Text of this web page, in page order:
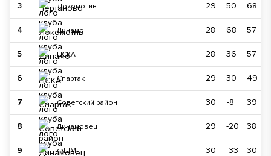
3 Локомотив 29 50 68
4 Динамо 28 68 57
5 ЦСКА 28 36 57
6 Спартак 29 30 49
7 Советский район 30 -8 39
8 Динамовец 29 -20 38
9 ФШМ 30 -33 30